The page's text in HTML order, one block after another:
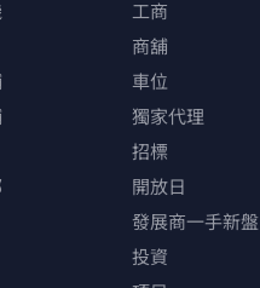
工商
商舖
車位
獨家代理
招標
開放日
發展商一手新盤
投資